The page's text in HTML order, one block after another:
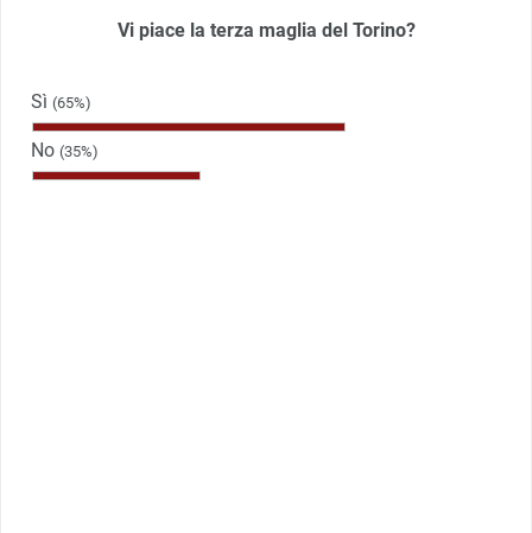
Vi piace la terza maglia del Torino?
Sì (65%)
No (35%)